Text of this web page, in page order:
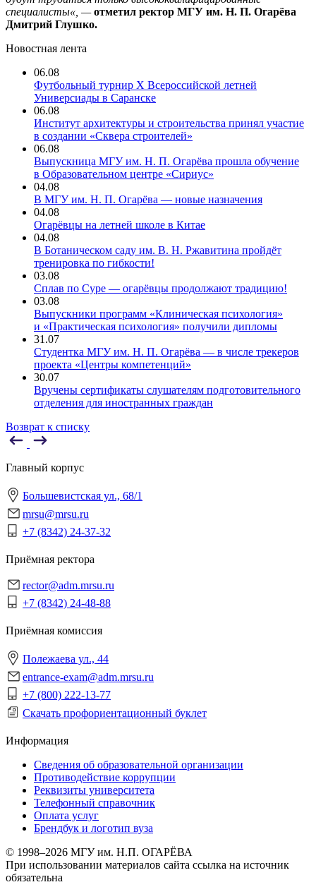
специалисты« , —отметил ректор МГУ им. Н. П. Огарёва
Дмитрий Глушко.
Новостная лента
06.08
Футбольный турнир X Всероссийской летней
Универсиады в Саранске
06.08
Институт архитектуры и строительства принял участие
в создании «Сквера строителей»
06.08
Выпускница МГУ им. Н. П. Огарёва прошла обучение
в Образовательном центре «Сириус»
04.08
В МГУ им. Н. П. Огарёва — новые назначения
04.08
Огарёвцы на летней школе в Китае
04.08
В Ботаническом саду им. В. Н. Ржавитина пройдёт
тренировка по гибкости!
03.08
Сплав по Суре — огарёвцы продолжают традицию!
03.08
Выпускники программ «Клиническая психология»
и «Практическая психология» получили дипломы
31.07
Студентка МГУ им. Н. П. Огарёва — в числе трекеров
проекта «Центры компетенций»
30.07
Вручены сертификаты слушателям подготовительного
отделения для иностранных граждан
Возврат к списку
Главный корпус
Большевистская ул., 68/1
mrsu@mrsu.ru
+7 (8342) 24-37-32
Приёмная ректора
rector@adm.mrsu.ru
+7 (8342) 24-48-88
Приёмная комиссия
Полежаева ул., 44
entrance-exam@adm.mrsu.ru
+7 (800) 222-13-77
Скачать профориентационный буклет
Информация
Сведения об образовательной организации
Противодействие коррупции
Реквизиты университета
Телефонный справочник
Оплата услуг
Брендбук и логотип вуза
© 1998–2026 МГУ им. Н.П. ОГАРЁВА
При использовании материалов сайта ссылка на источник
обязательна